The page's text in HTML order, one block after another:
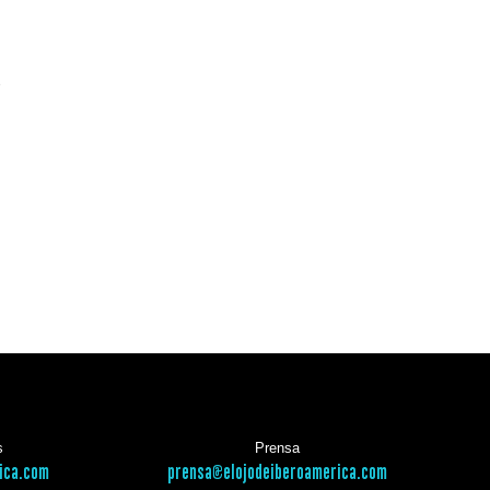
Prensa
prensa@elojodeiberoamerica.com